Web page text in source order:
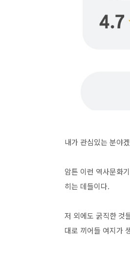
내가 관심있는 분야
암튼 이런 역사문화
히는 데들이다.
저 외에도 굵직한 것
대로 끼어들 여지가